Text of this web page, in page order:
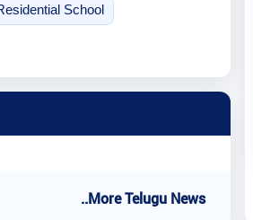
School
..More Telugu News